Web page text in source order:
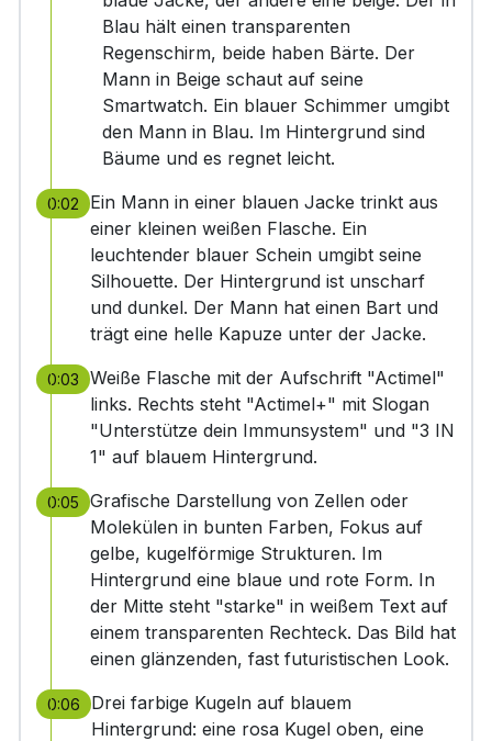
Blau hält einen transparenten
Regenschirm, beide haben Bärte. Der
Mann in Beige schaut auf seine
Smartwatch. Ein blauer Schimmer umgibt
den Mann in Blau. Im Hintergrund sind
Bäume und es regnet leicht.
0:02
Ein Mann in einer blauen Jacke trinkt aus
einer kleinen weißen Flasche. Ein
leuchtender blauer Schein umgibt seine
Silhouette. Der Hintergrund ist unscharf
und dunkel. Der Mann hat einen Bart und
trägt eine helle Kapuze unter der Jacke.
0:03
Weiße Flasche mit der Aufschrift "Actimel"
links. Rechts steht "Actimel+" mit Slogan
"Unterstütze dein Immunsystem" und "3 IN
1" auf blauem Hintergrund.
0:05
Grafische Darstellung von Zellen oder
Molekülen in bunten Farben, Fokus auf
gelbe, kugelförmige Strukturen. Im
Hintergrund eine blaue und rote Form. In
der Mitte steht "starke" in weißem Text auf
einem transparenten Rechteck. Das Bild hat
einen glänzenden, fast futuristischen Look.
0:06
Drei farbige Kugeln auf blauem
Hintergrund: eine rosa Kugel oben, eine